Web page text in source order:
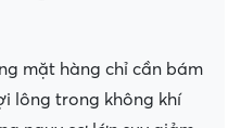
mặt hàng chỉ cần bám
lông trong không khí